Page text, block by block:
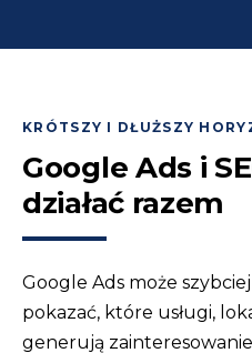
KRÓTSZY I DŁUŻSZY
Google Ads i
działać razem
Google Ads może
pokazać, które usługi,
generują